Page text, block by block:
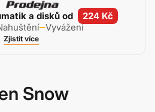
a disků od
224 Kč
Vyvážení
Zjistit více
Snow